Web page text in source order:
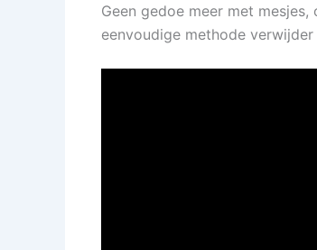
Geen gedoe meer met
eenvoudige methode